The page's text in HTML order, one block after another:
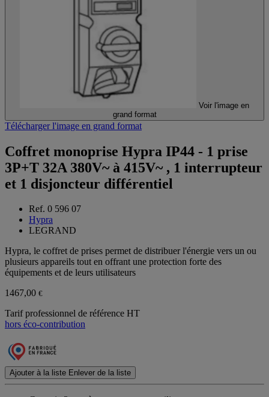
Voir l'image en
grand format
Télécharger l'image en grand format
Coffret monoprise Hypra IP44 - 1 prise
3P+T 32A 380V~ à 415V~ , 1 interrupteur
et 1 disjoncteur différentiel
Ref. 0 596 07
Hypra
LEGRAND
Hypra, le coffret de prises permet de distribuer l'énergie vers un ou
plusieurs appareils tout en offrant une protection forte des
équipements et de leurs utilisateurs
1467,00 €
Tarif professionnel de référence HT
hors éco-contribution
Ajouter à la liste Enlever de la liste